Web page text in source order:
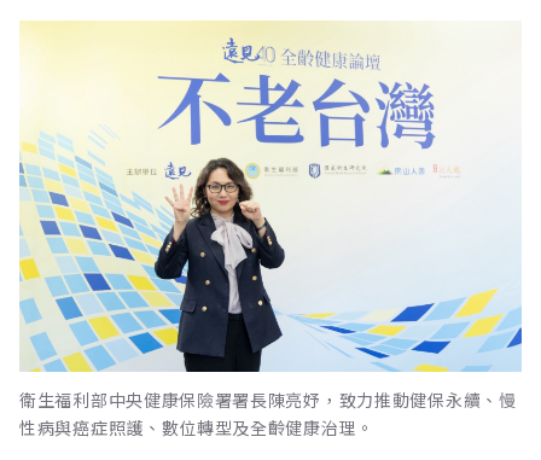
衛生福利部中央健康保險署署長陳亮妤，致力推動健保永續、慢
性病與癌症照護、數位轉型及全齡健康治理。